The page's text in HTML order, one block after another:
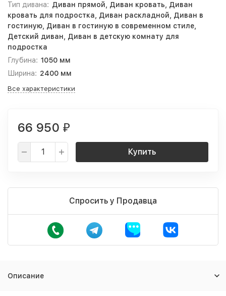
Тип дивана: Диван прямой, Диван кровать, Диван
кровать для подростка, Диван раскладной, Диван в
гостиную, Диван в гостиную в современном стиле,
Детский диван, Диван в детскую комнату для
подростка
Глубина: 1050 мм
Ширина: 2400 мм
Все характеристики
66 950 ₽
Купить
Спросить у Продавца
Описание